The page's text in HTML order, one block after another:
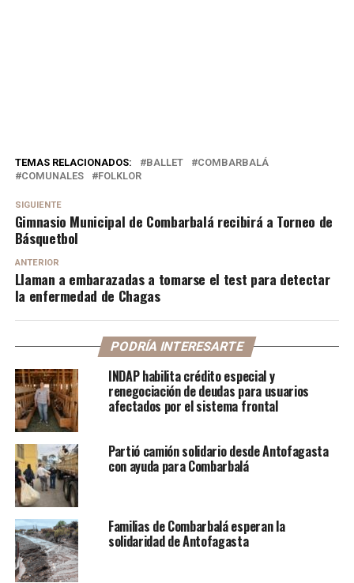
TEMAS RELACIONADOS: BALLET
COMBARBALÁ
COMUNALES
FOLKLOR
SIGUIENTE
Gimnasio Municipal de Combarbalá recibirá a Torneo de
Básquetbol
ANTERIOR
Llaman a embarazadas a tomarse el test para detectar
la enfermedad de Chagas
PODRÍA INTERESARTE
INDAP habilita crédito especial y
renegociación de deudas para usuarios
afectados por el sistema frontal
Partió camión solidario desde Antofagasta
con ayuda para Combarbalá
Familias de Combarbalá esperan la
solidaridad de Antofagasta